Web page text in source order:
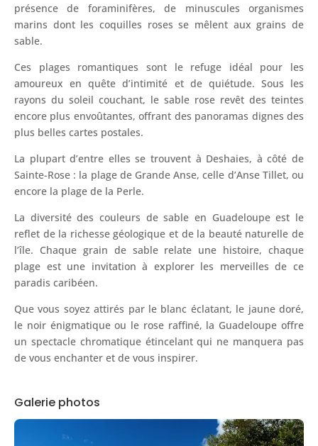
présence de foraminifères, de minuscules organismes
marins dont les coquilles roses se mêlent aux grains de
sable.
Ces plages romantiques sont le refuge idéal pour les
amoureux en quête d’intimité et de quiétude. Sous les
rayons du soleil couchant, le sable rose revêt des teintes
encore plus envoûtantes, offrant des panoramas dignes des
plus belles cartes postales.
La plupart d’entre elles se trouvent à Deshaies, à côté de
Sainte-Rose : la plage de Grande Anse, celle d’Anse Tillet, ou
encore la plage de la Perle.
La diversité des couleurs de sable en Guadeloupe est le
reflet de la richesse géologique et de la beauté naturelle de
l’île. Chaque grain de sable relate une histoire, chaque
plage est une invitation à explorer les merveilles de ce
paradis caribéen.
Que vous soyez attirés par le blanc éclatant, le jaune doré,
le noir énigmatique ou le rose raffiné, la Guadeloupe offre
un spectacle chromatique étincelant qui ne manquera pas
de vous enchanter et de vous inspirer.
Galerie photos